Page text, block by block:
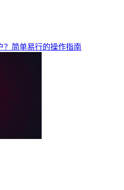
？简单易行的操作指南